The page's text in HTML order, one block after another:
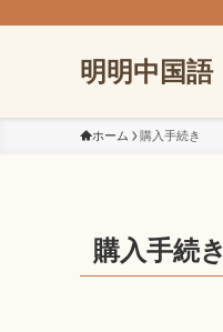
明明中国語
ホーム 購入手続き
購入手続き